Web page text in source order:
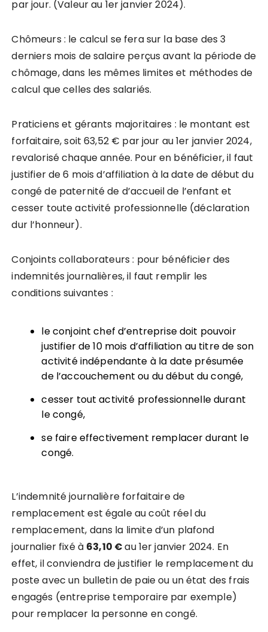
par jour. (Valeur au 1er janvier 2024).
Chômeurs : le calcul se fera sur la base des 3
derniers mois de salaire perçus avant la période de
chômage, dans les mêmes limites et méthodes de
calcul que celles des salariés.
Praticiens et gérants majoritaires : le montant est
forfaitaire, soit 63,52 € par jour au 1er janvier 2024,
revalorisé chaque année. Pour en bénéficier, il faut
justifier de 6 mois d’affiliation à la date de début du
congé de paternité de d’accueil de l’enfant et
cesser toute activité professionnelle (déclaration
dur l’honneur).
Conjoints collaborateurs : pour bénéficier des
indemnités journalières, il faut remplir les
conditions suivantes :
le conjoint chef d’entreprise doit pouvoir
justifier de 10 mois d’affiliation au titre de son
activité indépendante à la date présumée
de l’accouchement ou du début du congé,
cesser tout activité professionnelle durant
le congé,
se faire effectivement remplacer durant le
congé.
L’indemnité journalière forfaitaire de
remplacement est égale au coût réel du
remplacement, dans la limite d’un plafond
journalier fixé à 63,10 €au 1er janvier 2024. En
effet, il conviendra de justifier le remplacement du
poste avec un bulletin de paie ou un état des frais
engagés (entreprise temporaire par exemple)
pour remplacer la personne en congé.